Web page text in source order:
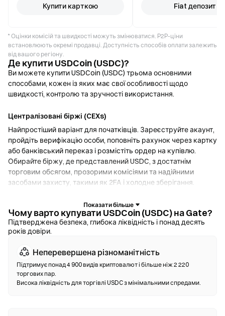
Купити карткою Fiat депозит
* Оцінки комісій та швидкості можуть змінюватися. P2P-ціни
встановлюють окремі продавці. Доступність способів оплати залежить
від вашого регіону.
Де купити USDCoin (USDC)?
Ви можете купити USDCoin (USDC) трьома основними
способами, кожен із яких має свої особливості щодо
швидкості, контролю та зручності використання.
Централізовані біржі (CEXs)
Найпростіший варіант для початківців. Зареєструйте акаунт,
пройдіть верифікацію особи, поповніть рахунок через картку
або банківський переказ і розмістіть ордер на купівлю.
Обирайте біржу, де представлений USDC, з достатнім
торговим обсягом, прозорими комісіями та надійними
засобами захисту, такими як 2FA і холодне зберігання.
Криптогаманці
Для користувачів, які надають перевагу самостійному
зберіганню активів. Некостодіальні гаманці дозволяють
безпосередньо через інтерфейс гаманця. Деякі гаманці
також підтримують введення фіату, що дозволяє купувати
USDC за допомогою кредитної картки, не звертаючись до
біржі. Завжди створюйте резервну копію сід-фрази та
Чому варто купувати USDCoin (USDC) на Gate?
Підтверджена безпека, глибока ліквідність і понад десять
років довіри.
Неперевершена різноманітність
Підтримує понад 4 900 видів криптовалют і більше ніж 2 220
торгових пар.
Висока ліквідність для торгівлі USDC з мінімальними спредами.